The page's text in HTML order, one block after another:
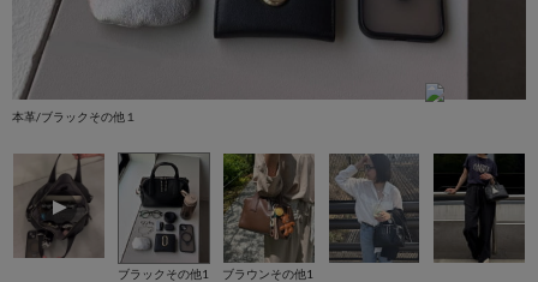
本革/ブラックその他１
ブラックその他1 ブラウンその他1